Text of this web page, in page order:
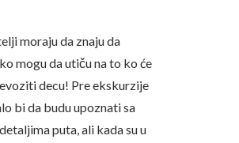
moraju da znaju da
mogu da utiču na to ko će
decu! Pre ekskurzije
bi da budu upoznati sa
puta, ali kada su u